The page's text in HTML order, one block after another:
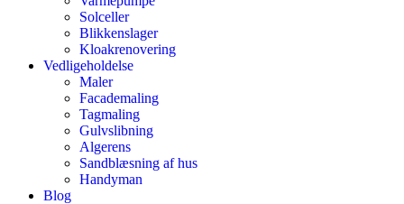
Solceller
Blikkenslager
Kloakrenovering
Vedligeholdelse
Maler
Facademaling
Tagmaling
Gulvslibning
Algerens
Sandblæsning af hus
Handyman
Blog